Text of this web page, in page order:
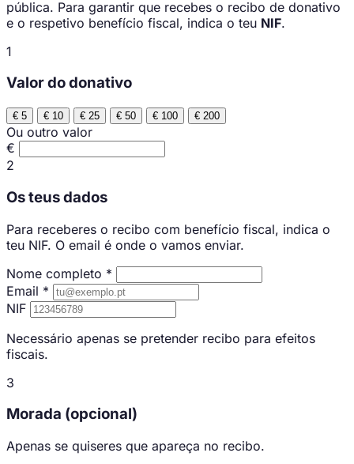
pública. Para garantir que recebes o recibo de donativo
e o respetivo benefício fiscal, indica o teu NIF.
1
Valor do donativo
€ 5 € 10 € 25 € 50 € 100 € 200
Ou outro valor
€
2
Os teus dados
Para receberes o recibo com benefício fiscal, indica o
teu NIF. O email é onde o vamos enviar.
Nome completo *
Email *
NIF
Necessário apenas se pretender recibo para efeitos
fiscais.
3
Morada (opcional)
Apenas se quiseres que apareça no recibo.